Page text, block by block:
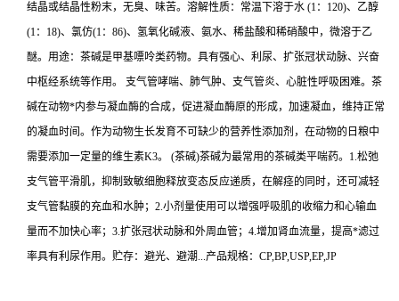
结晶或结晶性粉末，无臭、味苦。溶解性质：常温下溶于水 (1：120)、乙醇
(1：18)、氯仿(1：86)、氢氧化碱液、氨水、稀盐酸和稀硝酸中，微溶于乙
醚。用途：茶碱是甲基嘌呤类药物。具有强心、利尿、扩张冠状动脉、兴奋
中枢经系统等作用。 支气管哮喘、肺气肿、支气管炎、心脏性呼吸困难。茶
碱在动物*内参与凝血酶的合成，促进凝血酶原的形成，加速凝血，维持正常
的凝血时间。作为动物生长发育不可缺少的营养性添加剂，在动物的日粮中
需要添加一定量的维生素K3。 (茶碱)茶碱为最常用的茶碱类平喘药。1.松弛
支气管平滑肌，抑制致敏细胞释放变态反应递质，在解痉的同时，还可减轻
支气管黏膜的充血和水肿；2.小剂量使用可以增强呼吸肌的收缩力和心输血
量而不加快心率；3.扩张冠状动脉和外周血管；4.增加肾血流量，提高*滤过
率具有利尿作用。贮存：避光、避潮...产品规格：CP,BP,USP,EP,JP